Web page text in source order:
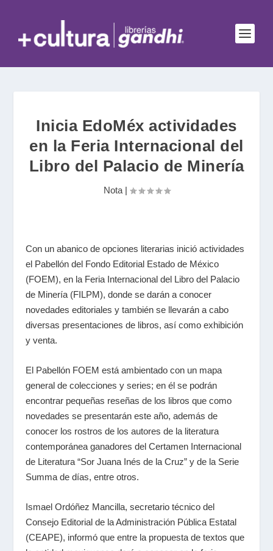
Inicia EdoMéx actividades
en la Feria Internacional del
Libro del Palacio de Minería
Nota|
Con un abanico de opciones literarias inició actividades
el Pabellón del Fondo Editorial Estado de México
(FOEM), en la Feria Internacional del Libro del Palacio
de Minería (FILPM), donde se darán a conocer
novedades editoriales y también se llevarán a cabo
diversas presentaciones de libros, así como exhibición
y venta.
El Pabellón FOEM está ambientado con un mapa
general de colecciones y series; en él se podrán
encontrar pequeñas reseñas de los libros que como
novedades se presentarán este año, además de
conocer los rostros de los autores de la literatura
contemporánea ganadores del Certamen Internacional
de Literatura “Sor Juana Inés de la Cruz” y de la Serie
Summa de días, entre otros.
Ismael Ordóñez Mancilla, secretario técnico del
Consejo Editorial de la Administración Pública Estatal
(CEAPE), informó que entre la propuesta de textos que